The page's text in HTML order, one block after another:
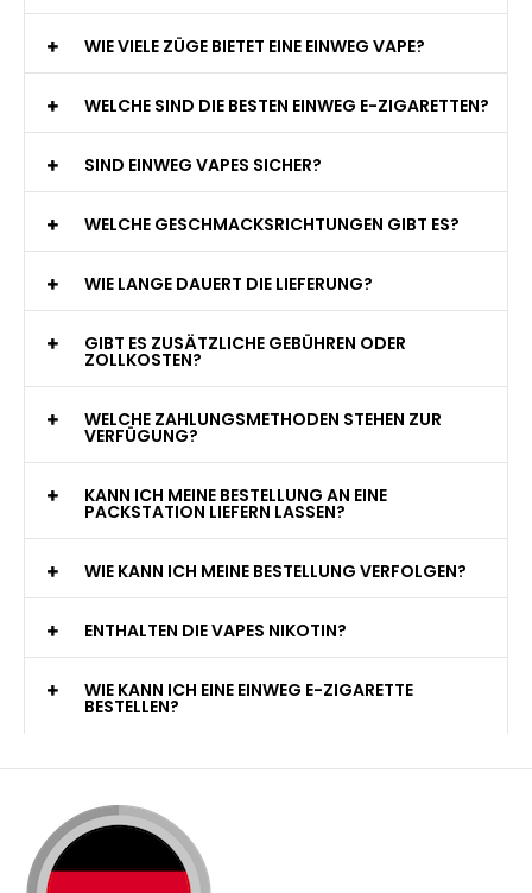
WIE VIELE ZÜGE BIETET EINE EINWEG VAPE?
WELCHE SIND DIE BESTEN EINWEG E-ZIGARETTEN?
SIND EINWEG VAPES SICHER?
WELCHE GESCHMACKSRICHTUNGEN GIBT ES?
WIE LANGE DAUERT DIE LIEFERUNG?
GIBT ES ZUSÄTZLICHE GEBÜHREN ODER
ZOLLKOSTEN?
WELCHE ZAHLUNGSMETHODEN STEHEN ZUR
VERFÜGUNG?
KANN ICH MEINE BESTELLUNG AN EINE
PACKSTATION LIEFERN LASSEN?
WIE KANN ICH MEINE BESTELLUNG VERFOLGEN?
ENTHALTEN DIE VAPES NIKOTIN?
WIE KANN ICH EINE EINWEG E-ZIGARETTE
BESTELLEN?